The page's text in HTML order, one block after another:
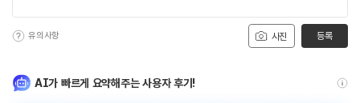
사진
유의사항 등록
AI가 빠르게 요약해주는 사용자 후기!